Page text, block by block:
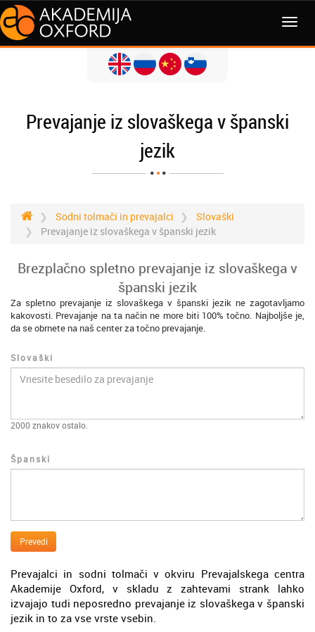
MENI
Prevajanje iz slovaškega v španski
jezik
Sodni tolmači in prevajalci
Slovaški
Prevajanje iz slovaškega v španski jezik
Brezplačno spletno prevajanje iz slovaškega v
španski jezik
Za spletno prevajanje iz slovaškega v španski jezik ne zagotavljamo
kakovosti. Prevajanje na ta način ne more biti 100% točno. Najboljše je,
da se obrnete na naš center za točno prevajanje.
Slovaški
2000 znakov ostalo.
Španski
Prevedi
Prevajalci in sodni tolmači v okviru Prevajalskega centra
Akademije Oxford, v skladu z zahtevami strank lahko
izvajajo tudi neposredno prevajanje iz slovaškega v španski
jezik in to za vse vrste vsebin.